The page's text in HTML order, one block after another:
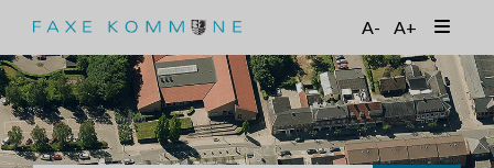
t
i
l
h
o
A- A+